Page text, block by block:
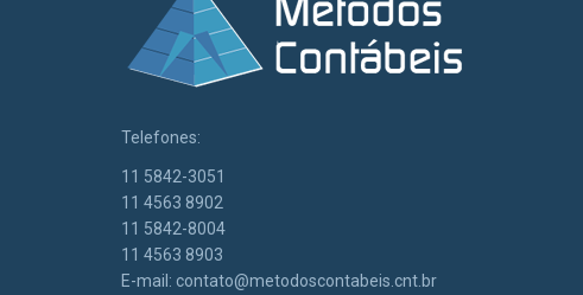
Telefones:
11 5842-3051
11 4563 8902
11 5842-8004
11 4563 8903
E-mail: contato@metodoscontabeis.cnt.br